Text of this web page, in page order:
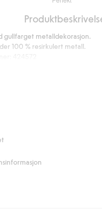
gullfarget metalldekorasjon.
100 % resirkulert metall.